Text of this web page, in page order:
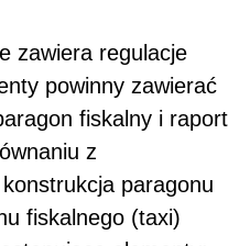
zawiera regulacje
powinny zawierać
fiskalny i raport
z
paragonu
fiskalnego (taxi)